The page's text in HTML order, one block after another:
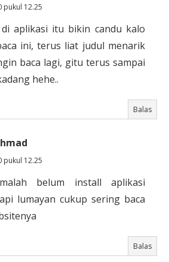
pukul 12.25
aplikasi itu bikin candu kalo
ini, terus liat judul menarik
baca lagi, gitu terus sampai
hehe..
Balas
pukul 12.25
belum install aplikasi
lumayan cukup sering baca
Balas